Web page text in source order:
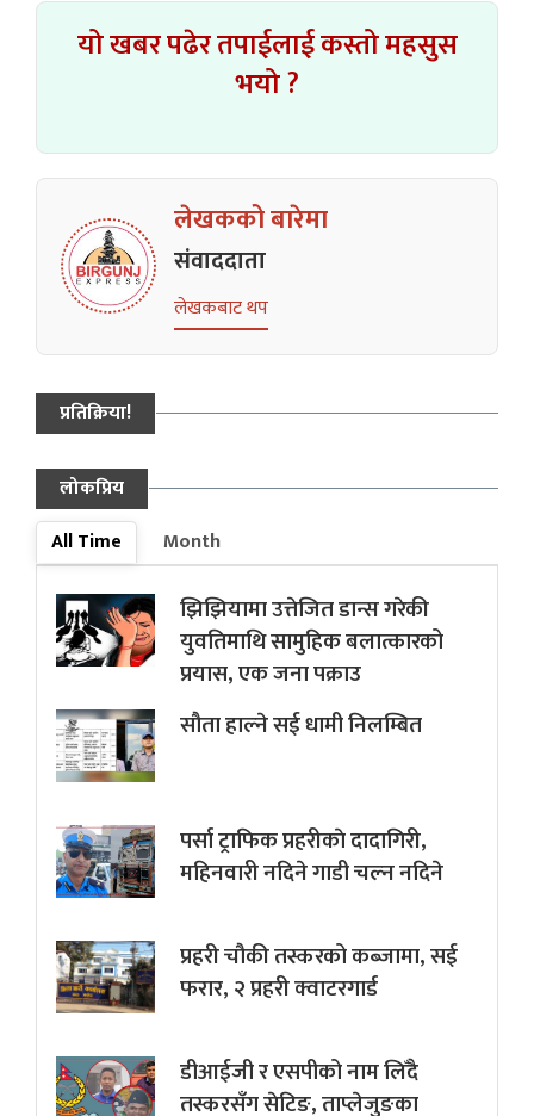
यो खबर पढेर तपाईलाई कस्तो महसुस
भयो ?
लेखकको बारेमा
संवाददाता
लेखकबाट थप
प्रतिक्रिया!
लोकप्रिय
All Time
Month
झिझियामा उत्तेजित डान्स गरेकी
युवतिमाथि सामुहिक बलात्कारको
प्रयास, एक जना पक्राउ
सौता हाल्ने सई धामी निलम्बित
पर्सा ट्राफिक प्रहरीकाे दादागिरी,
महिनवारी नदिने गाडी चल्न नदिने
प्रहरी चौकी तस्करको कब्जामा, सई
फरार, २ प्रहरी क्वाटरगार्ड
डीआईजी र एसपीको नाम लिँदै
तस्करसँग सेटिङ, ताप्लेजुङका